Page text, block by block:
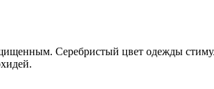
Серебристый цвет одежды